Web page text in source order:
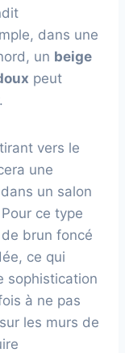
dans une
un beige
peut
vers le
une
un salon
ce type
brun foncé
ce qui
sophistication
à ne pas
les murs de